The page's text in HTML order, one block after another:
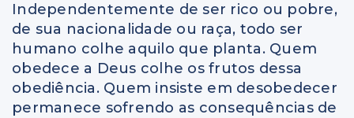
Independentemente de ser rico ou pobre,
de sua nacionalidade ou raça, todo ser
humano colhe aquilo que planta. Quem
obedece a Deus colhe os frutos dessa
obediência. Quem insiste em desobedecer
permanece sofrendo as consequências de